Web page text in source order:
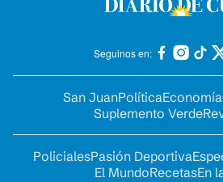
Seguinos en:
San JuanPolíticaEconomía
Suplemento Verde
PolicialesPasión Deportiva
El MundoRecetasEn